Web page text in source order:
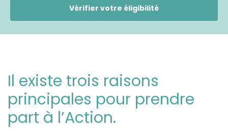
Vérifier votre éligibilité
Il existe trois raisons
principales pour prendre
part à l’Action.